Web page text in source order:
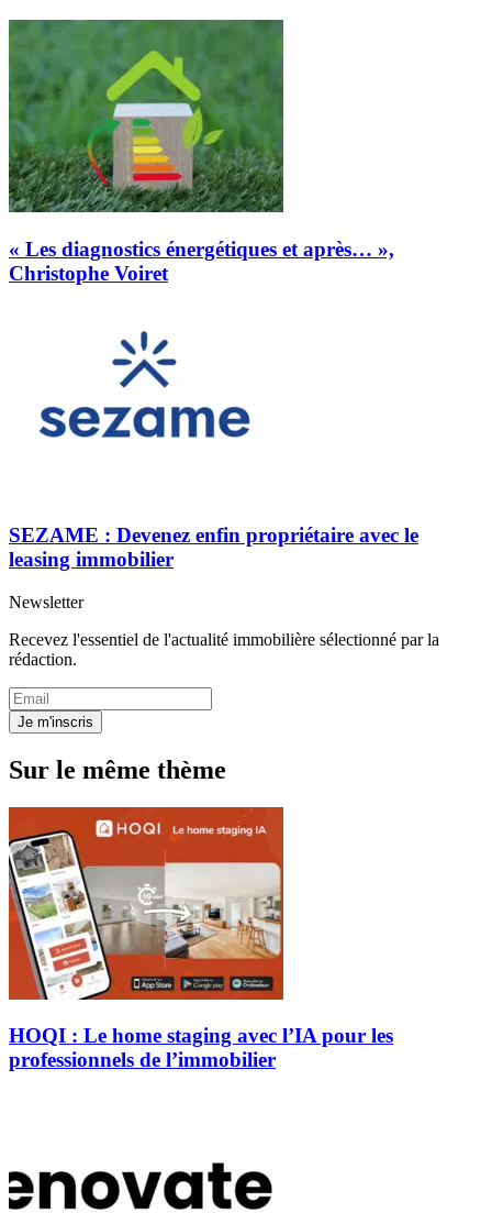
« Les diagnostics énergétiques et après… »,
Christophe Voiret
SEZAME : Devenez enfin propriétaire avec le
leasing immobilier
Newsletter
Recevez l'essentiel de l'actualité immobilière sélectionné par la
rédaction.
Je m'inscris
Sur le même thème
HOQI : Le home staging avec l’IA pour les
professionnels de l’immobilier